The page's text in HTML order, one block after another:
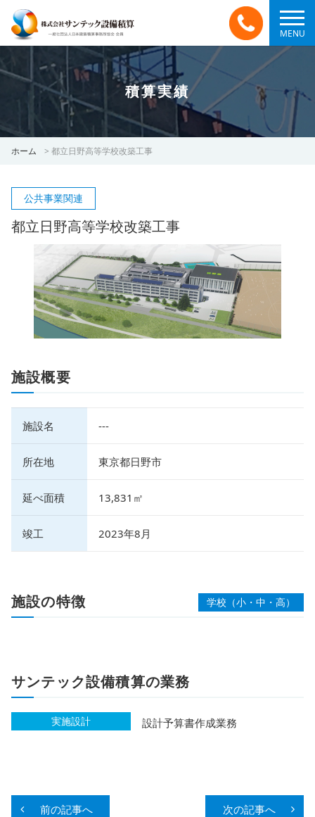
MENU
積算実績
ホーム > 都立日野高等学校改築工事
公共事業関連
都立日野高等学校改築工事
施設概要
施設名 ---
所在地 東京都日野市
延べ面積 13,831㎡
竣工 2023年8月
学校（小・中・高）
施設の特徴
サンテック設備積算の業務
実施設計 設計予算書作成業務
前の記事へ 次の記事へ